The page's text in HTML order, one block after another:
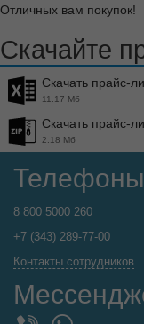
Отличных вам покупок!
Скачайте
Скачать прайс-
11.17 Мб
Скачать прайс-
2.18 Мб
Телефоны
8 800 5000 260
+7 (343) 289-77-00
Контакты сотрудников
WhatsApp